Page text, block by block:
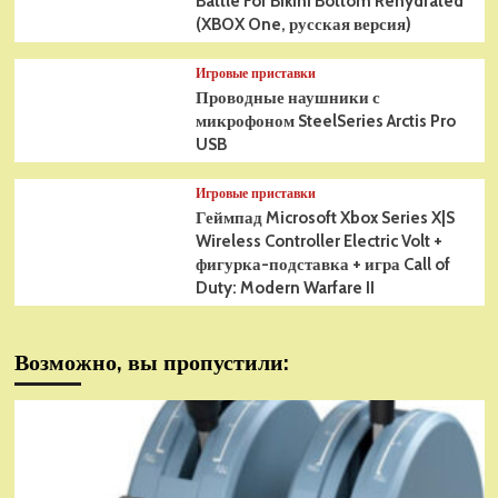
(XBOX One, русская версия)
Игровые приставки
Проводные наушники с
микрофоном SteelSeries Arctis Pro
USB
Игровые приставки
Геймпад Microsoft Xbox Series X|S
Wireless Controller Electric Volt +
фигурка-подставка + игра Call of
Duty: Modern Warfare II
Возможно, вы пропустили: